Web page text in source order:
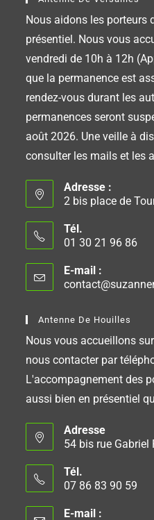
Nous aidons les porteurs
présentiel. Nous vous
vendredi de 10h à 12h
que la permanence est
rendez-vous durant les
permanences seront
août 2026. Une veille à
consulter les mails et les
Adresse :
2 bis place de
Tél.
01 30 21 96 86
E-mail :
Antenne De Houilles
Nous vous accueillons
nous contacter par
L'accompagnement des
aussi bien en présentiel
Adresse
54 bis rue
Tél.
07 86 83 90 59
E-mail :